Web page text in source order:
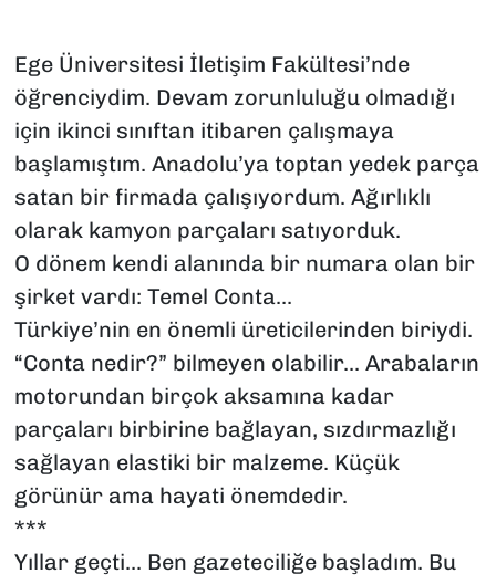
Ege Üniversitesi İletişim Fakültesi’nde
öğrenciydim. Devam zorunluluğu olmadığı
için ikinci sınıftan itibaren çalışmaya
başlamıştım. Anadolu’ya toptan yedek parça
satan bir firmada çalışıyordum. Ağırlıklı
olarak kamyon parçaları satıyorduk.
O dönem kendi alanında bir numara olan bir
şirket vardı: Temel Conta...
Türkiye’nin en önemli üreticilerinden biriydi.
“Conta nedir?” bilmeyen olabilir... Arabaların
motorundan birçok aksamına kadar
parçaları birbirine bağlayan, sızdırmazlığı
sağlayan elastiki bir malzeme. Küçük
görünür ama hayati önemdedir.
***
Yıllar geçti... Ben gazeteciliğe başladım. Bu
SPOR
TEKNOLOJİ
YAŞAM
YEREL YÖNETİMLER